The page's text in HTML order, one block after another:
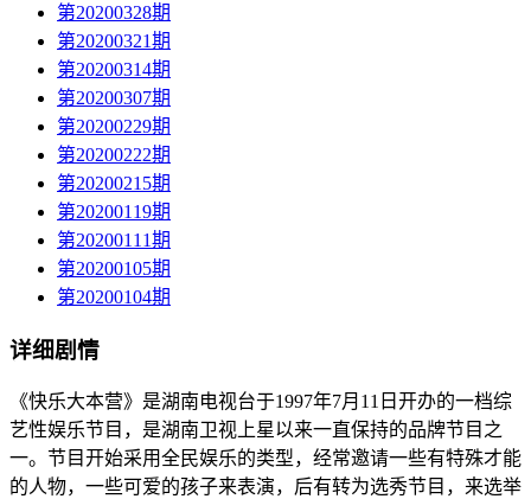
第20200328期
第20200321期
第20200314期
第20200307期
第20200229期
第20200222期
第20200215期
第20200119期
第20200111期
第20200105期
第20200104期
详细剧情
《快乐大本营》是湖南电视台于1997年7月11日开办的一档综
艺性娱乐节目，是湖南卫视上星以来一直保持的品牌节目之
一。节目开始采用全民娱乐的类型，经常邀请一些有特殊才能
的人物，一些可爱的孩子来表演，后有转为选秀节目，来选举